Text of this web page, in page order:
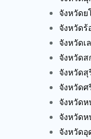
จังหวัดย
จังหวัดร้
จังหวัดเ
จังหวัด
จังหวัดสุ
จังหวัดศ
จังหวัดห
จังหวัด
จังหวัด